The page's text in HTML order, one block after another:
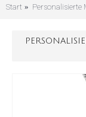
Start Personalisierte